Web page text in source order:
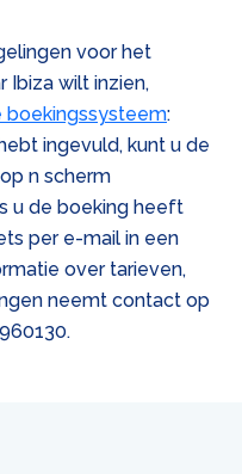
voor het
Ibiza wilt inzien,
boekingssysteem:
ingevuld, kunt u de
n scherm
u de boeking heeft
per e-mail in een
over tarieven,
neemt contact op
.